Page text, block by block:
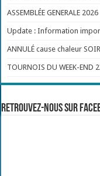
ASSEMBLÉE GENERALE 2026
Update : Information
ANNULÉ cause chaleur
TOURNOIS DU WEEK-END
Retrouvez-nous sur